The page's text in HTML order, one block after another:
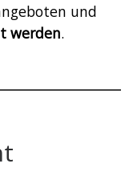
und
werden.